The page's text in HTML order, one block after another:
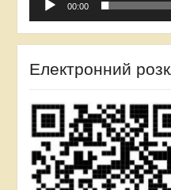
00:00
Електронний